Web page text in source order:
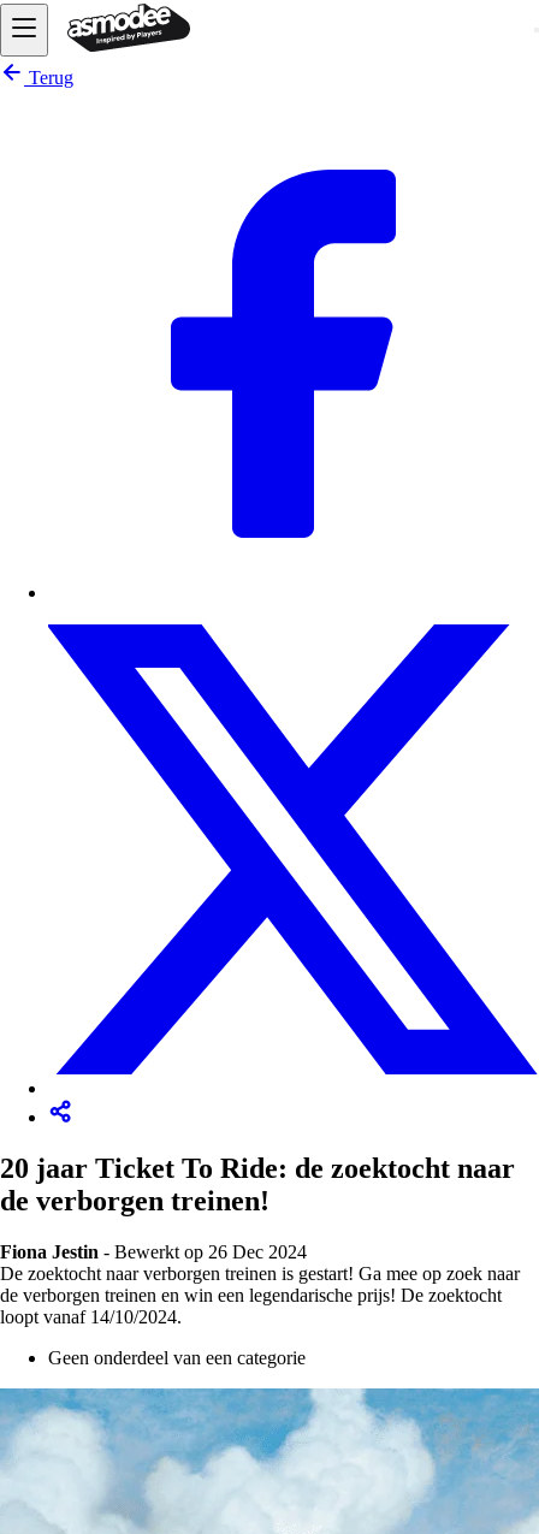
Terug
20 jaar Ticket To Ride: de zoektocht naar
de verborgen treinen!
Fiona Jestin - Bewerkt op 26 Dec 2024
De zoektocht naar verborgen treinen is gestart! Ga mee op zoek naar
de verborgen treinen en win een legendarische prijs! De zoektocht
loopt vanaf 14/10/2024.
Geen onderdeel van een categorie